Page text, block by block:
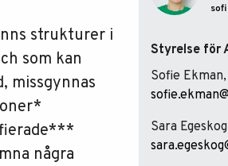
strukturer i
som kan
missgynnas
några
Styrelse för
Sofie
Sara